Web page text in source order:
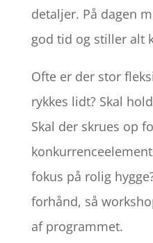
detaljer. På dagen
god tid og stiller alt
Ofte er der stor
rykkes lidt? Skal
Skal der skrues op
fokus på rolig
forhånd, så
af programmet.